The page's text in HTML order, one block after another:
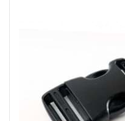
WSR aus Acetal
Durchlass - ITW
Nexus - 50